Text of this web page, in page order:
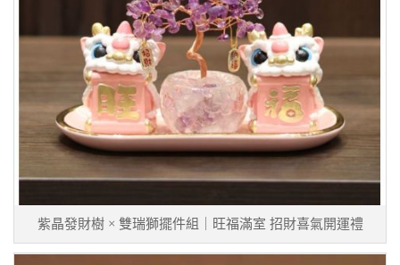
紫晶發財樹 × 雙瑞獅擺件組｜旺福滿室 招財喜氣開運禮